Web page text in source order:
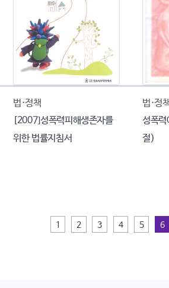
법·정책
[2007]성폭력피해생존자를
위한 법률지침서
법·정
성폭
절)
1 2 3 4 5 6